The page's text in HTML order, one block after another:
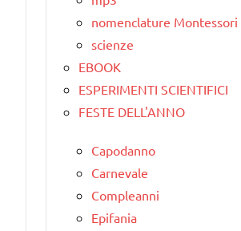
nomenclature Montessori
scienze
EBOOK
ESPERIMENTI SCIENTIFICI
FESTE DELL'ANNO
Capodanno
Carnevale
Compleanni
Epifania